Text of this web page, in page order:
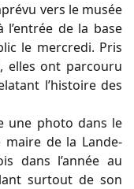
vers le musée
de la base
le mercredi. Pris
elles ont parcouru
l’histoire des
une photo dans le
maire de la Lande-
dans l’année au
surtout de son